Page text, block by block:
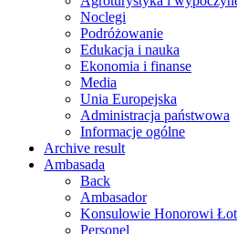
Noclegi
Podróżowanie
Edukacja i nauka
Ekonomia i finanse
Media
Unia Europejska
Administracja państwowa
Informacje ogólne
Archive result
Ambasada
Back
Ambasador
Konsulowie Honorowi
Personel